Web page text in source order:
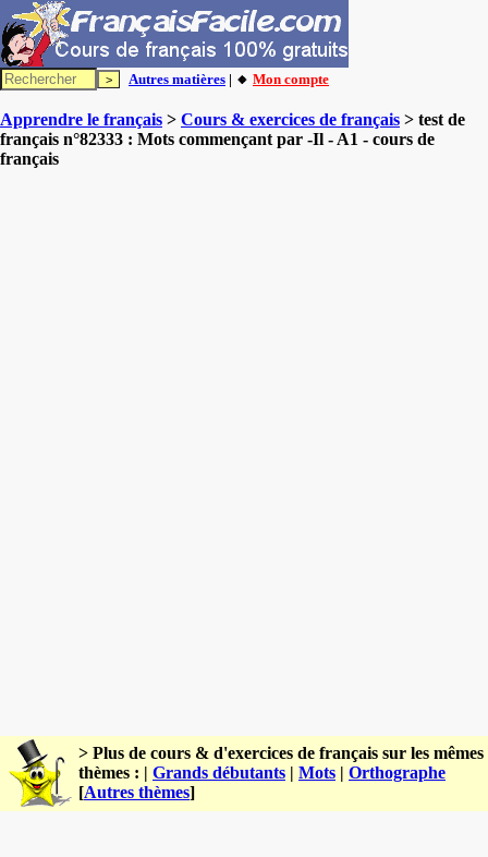
Autres matières | 🔸 Mon compte
Apprendre le français > Cours & exercices de français > test de
français n°82333 : Mots commençant par -Il - A1 - cours de
français
> Plus de cours & d'exercices de français sur les mêmes
thèmes : | Grands débutants | Mots | Orthographe
[Autres thèmes]